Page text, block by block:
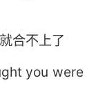
合不上了
you were